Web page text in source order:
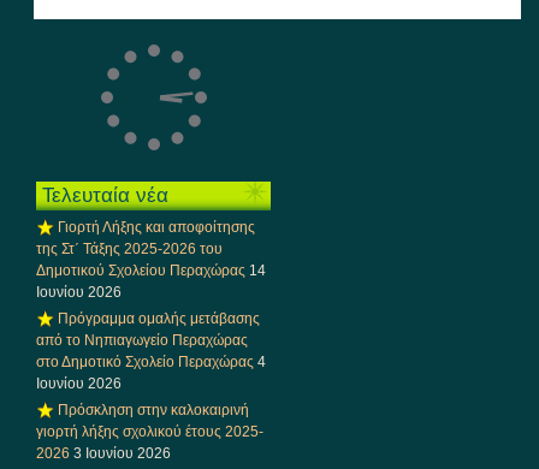
Τελευταία νέα
Γιορτή Λήξης και αποφοίτησης
της Στ΄ Τάξης 2025-2026 του
Δημοτικού Σχολείου Περαχώρας 14
Ιουνίου 2026
Πρόγραμμα ομαλής μετάβασης
από το Νηπιαγωγείο Περαχώρας
στο Δημοτικό Σχολείο Περαχώρας 4
Ιουνίου 2026
Πρόσκληση στην καλοκαιρινή
γιορτή λήξης σχολικού έτους 2025-
2026 3 Ιουνίου 2026